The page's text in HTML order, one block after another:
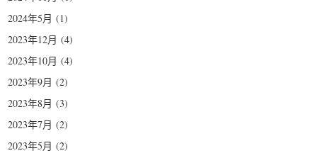
2024年5月 (1)
2023年12月 (4)
2023年10月 (4)
2023年9月 (2)
2023年8月 (3)
2023年7月 (2)
2023年5月 (2)